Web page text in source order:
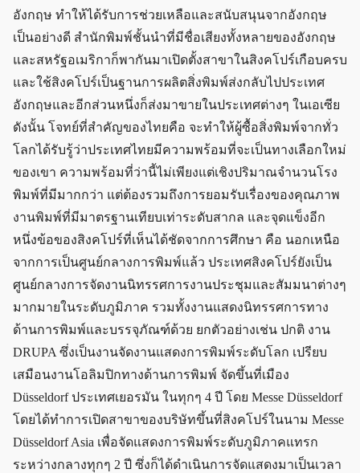
อังกฤษ ทำให้ได้รับการช่วยเหลือและสนับสนุนจากอังกฤษ
เป็นอย่างดี สำนักพิมพ์ชั้นนำที่มีชื่อเสียงทั้งหลายของอังกฤษ
และสหรัฐอเมริกาก็พากันมาเปิดตั้งสาขาในสิงคโปร์เกือบครบ
และใช้สิงคโปร์เป็นฐานการผลิตสิ่งพิมพ์ส่งกลับไปประเทศ
อังกฤษและอีกส่วนหนึ่งก็ส่งมาขายในประเทศต่างๆ ในเอเซีย
ดังนั้น โจทย์ที่สำคัญของไทยคือ จะทำให้ผู้ซื้อสิ่งพิมพ์จากทั่ว
โลกได้รับรู้ว่าประเทศไทยมีความพร้อมที่จะเป็นทางเลือกใหม่
ของเขา ความพร้อมที่ว่านี้ไม่เพียงแต่เชิงปริมาณจำนวนโรง
พิมพ์ที่มีมากกว่า แต่ต้องรวมถึงการยอมรับเรื่องของคุณภาพ
งานพิมพ์ที่มีมาตรฐานเทียบเท่าระดับสากล และจุดแข็งอีก
หนึ่งข้อของสิงคโปร์ที่เห็นได้ชัดจากการศึกษา คือ นอกเหนือ
จากการเป็นศูนย์กลางการพิมพ์แล้ว ประเทศสิงคโปร์ยังเป็น
ศูนย์กลางการจัดงานนิทรรศการงานประชุมและสัมมนาต่างๆ
มากมายในระดับภูมิภาค รวมทั้งงานแสดงนิทรรศการทาง
ด้านการพิมพ์และบรรจุภัณฑ์ด้วย ยกตัวอย่างเช่น ปกติ งาน
DRUPA ซึ่งเป็นงานจัดงานแสดงการพิมพ์ระดับโลก เปรียบ
เสมือนงานโอลิมปิกทางด้านการพิมพ์ จัดขึ้นที่เมือง
Düsseldorf ประเทศเยอรมัน ในทุกๆ 4 ปี โดย Messe Düsseldorf
โดยได้ทำการเปิดสาขาของบริษัทขึ้นที่สิงคโปร์ในนาม Messe
Düsseldorf Asia เพื่อจัดแสดงการพิมพ์ระดับภูมิภาคแทรก
ระหว่างกลางทุกๆ 2 ปี ซึ่งก็ได้ดำเนินการจัดแสดงมาเป็นเวลา